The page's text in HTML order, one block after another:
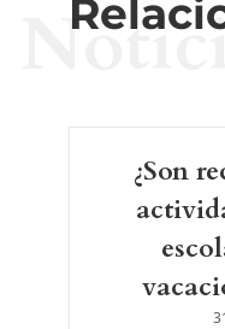
¿Son